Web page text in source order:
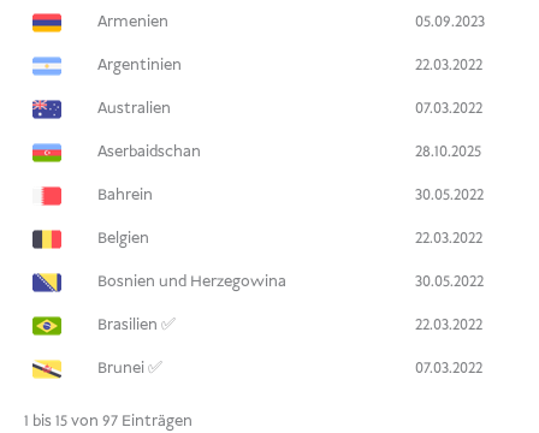
Armenien
05.09.2023
Argentinien
22.03.2022
Australien
07.03.2022
Aserbaidschan
28.10.2025
Bahrein
30.05.2022
Belgien
22.03.2022
Bosnien und Herzegowina
30.05.2022
Brasilien ✅
22.03.2022
Brunei ✅
07.03.2022
1 bis 15 von 97 Einträgen